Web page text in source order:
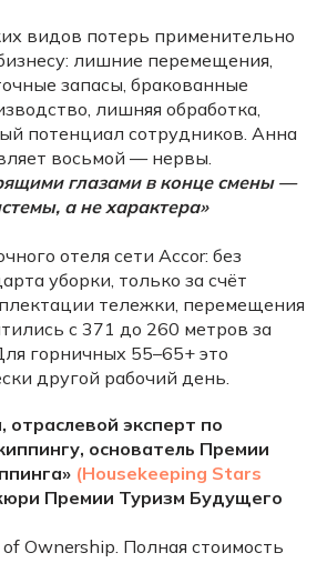
видов потерь применительно
лишние перемещения,
запасы, бракованные
лишняя обработка,
потенциал сотрудников. Анна
восьмой — нервы.
глазами в конце смены —
а не характера»
отеля сети Accor: без
уборки, только за счёт
тележки, перемещения
с 371 до 260 метров за
горничных 55–65+ это
другой рабочий день.
отраслевой эксперт по
основатель Премии
(Housekeeping Stars
Премии Туризм Будущего
Ownership. Полная стоимость